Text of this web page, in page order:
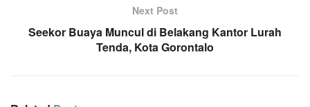
Next Post
Seekor Buaya Muncul di Belakang Kantor Lurah
Tenda, Kota Gorontalo